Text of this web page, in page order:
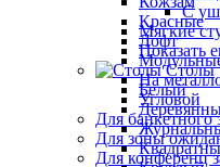
С
Мягкие
Показать
Столы
Белый
Красные
Лофт
На
Угловой
Для банкетного
Для зоны
Для конференц